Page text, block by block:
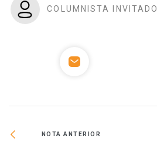
COLUMNISTA INVITADO
NOTA ANTERIOR